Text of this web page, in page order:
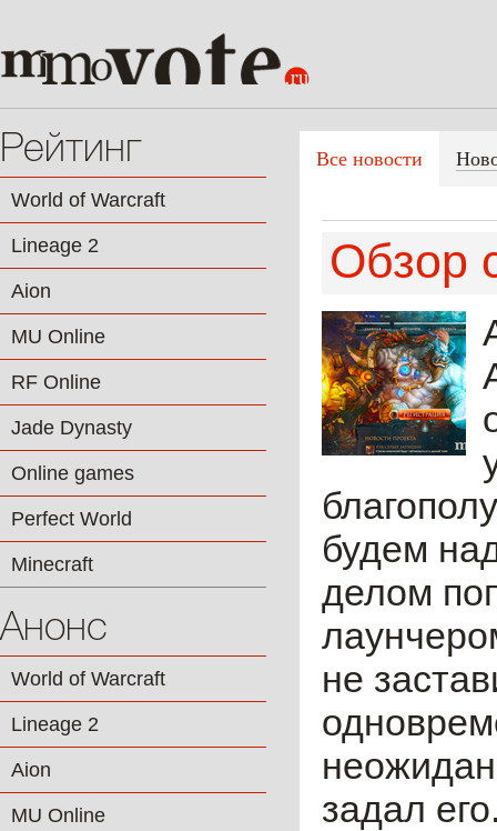
Рейтинг
World of Warcraft
Lineage 2
Aion
MU Online
RF Online
Jade Dynasty
Online games
Perfect World
Minecraft
Анонс
World of Warcraft
Lineage 2
Aion
MU Online
Все новости
Обзор
будем
делом
не
задал